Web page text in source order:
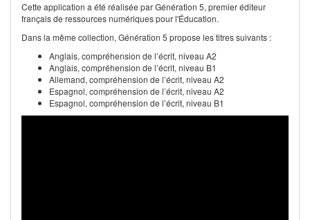
Cette application a été réalisée par Génération 5, premier éditeur
français de ressources numériques pour l'Éducation.
Dans la même collection, Génération 5 propose les titres suivants :
Anglais, compréhension de l’écrit, niveau A2
Anglais, compréhension de l’écrit, niveau B1
Allemand, compréhension de l’écrit, niveau A2
Espagnol, compréhension de l’écrit, niveau A2
Espagnol, compréhension de l’écrit, niveau B1